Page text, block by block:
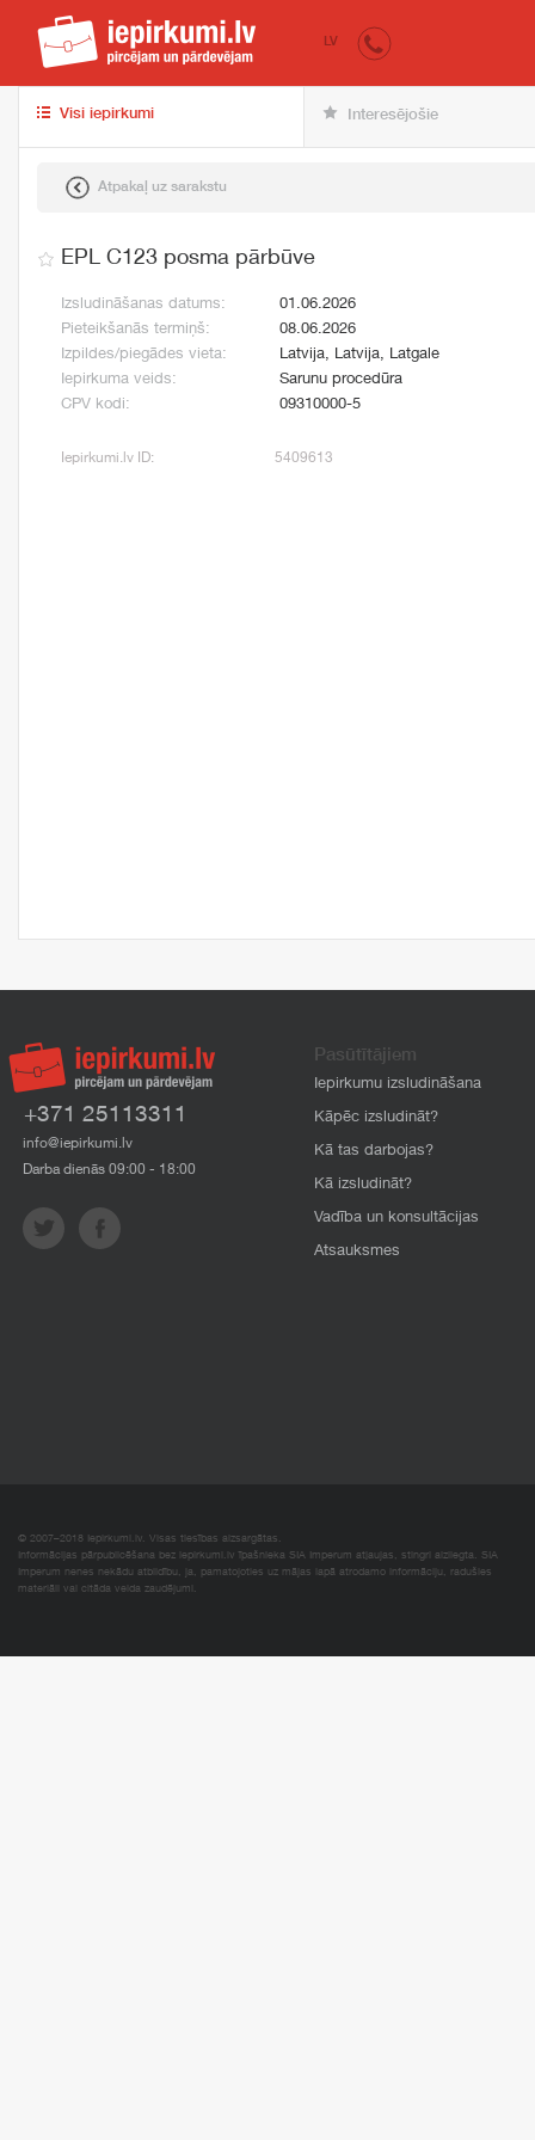
iepirkumi.lv
LV
Visi iepirkumi Interesējošie
Atpakaļ uz sarakstu
EPL C123 posma pārbūve
Izsludināšanas datums:
01.06.2026
Pieteikšanās termiņš:
08.06.2026
Izpildes/piegādes vieta:
Latvija, Latvija, Latgale
Iepirkuma veids:
Sarunu procedūra
CPV kodi:
09310000-5
Iepirkumi.lv ID: 5409613
+371 25113311
info@iepirkumi.lv
Darba dienās 09:00 - 18:00
Pasūtītājiem
Iepirkumu izsludināšana
Kāpēc izsludināt?
Kā tas darbojas?
Kā izsludināt?
Vadība un konsultācijas
Atsauksmes
© 2007–2018 Iepirkumi.lv. Visas tiesības aizsargātas.
Informācijas pārpublicēšana bez iepirkumi.lv īpašnieka SIA Imperum atļaujas, stingri aizliegta. SIA
Imperum nenes nekādu atbildību, ja, pamatojoties uz mājas lapā atrodamo informāciju, radušies
materiāli vai citāda veida zaudējumi.